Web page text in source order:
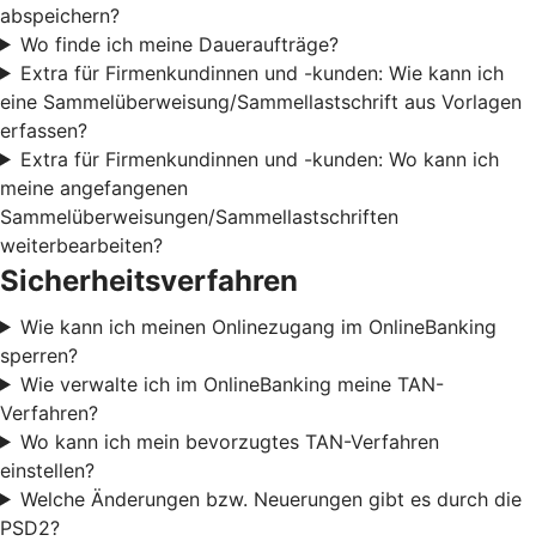
abspeichern?
Wo finde ich meine Daueraufträge?
Extra für Firmenkundinnen und -kunden: Wie kann ich
eine Sammelüberweisung/Sammellastschrift aus Vorlagen
erfassen?
Extra für Firmenkundinnen und -kunden: Wo kann ich
meine angefangenen
Sammelüberweisungen/Sammellastschriften
weiterbearbeiten?
Sicherheitsverfahren
Wie kann ich meinen Onlinezugang im OnlineBanking
sperren?
Wie verwalte ich im OnlineBanking meine TAN-
Verfahren?
Wo kann ich mein bevorzugtes TAN-Verfahren
einstellen?
Welche Änderungen bzw. Neuerungen gibt es durch die
PSD2?